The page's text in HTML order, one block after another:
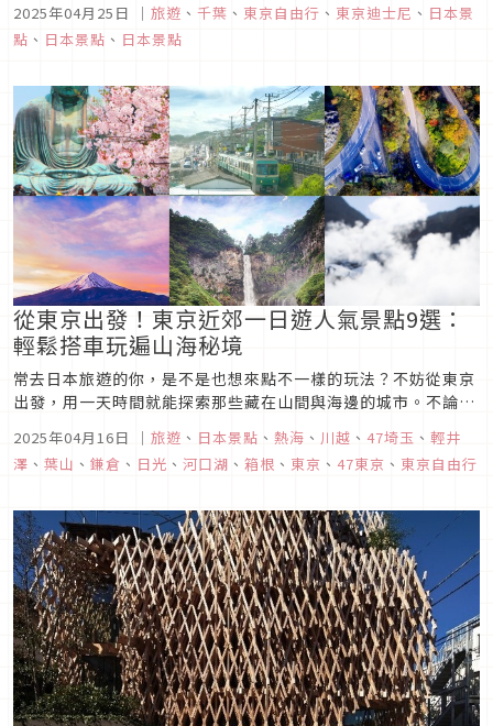
將再次帶來涼爽的戲水節目「杯麵消暑任務」。此外，遊樂設施
「飛濺山」繼去年「飛濺山『淋濕 MAX』」版本，今年...
2025年04月25日 ｜ 旅遊 、 千葉 、 東京自由行 、 東京迪士尼 、 日本景
點 、 日本景點 、 日本景點
從東京出發！東京近郊一日遊人氣景點9選：
輕鬆搭車玩遍山海秘境
常去日本旅遊的你，是不是也想來點不一樣的玩法？不妨從東京
出發，用一天時間就能探索那些藏在山間與海邊的城市。不論你
住在東京都內哪個角落，這些景點幾乎都能在兩小時內輕鬆抵
達，加上有許多一日票券可用，超級方便又省荷包。想體驗不一
樣的日本，來這幾個景點準沒錯。快準備好你的背包，跟著編輯
2025年04月16日 ｜ 旅遊 、 日本景點 、 熱海 、 川越 、 47埼玉 、 輕井
澤 、 葉山 、 鎌倉 、 日光 、 河口湖 、 箱根 、 東京 、 47東京 、 東京自由行